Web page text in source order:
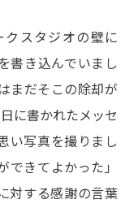
スタジオの壁に
書き込んでいまし
まだそこの除却が
に書かれたメッセ
い写真を撮りまし
きてよかった」
対する感謝の言葉